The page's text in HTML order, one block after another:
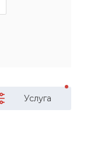
Услуга